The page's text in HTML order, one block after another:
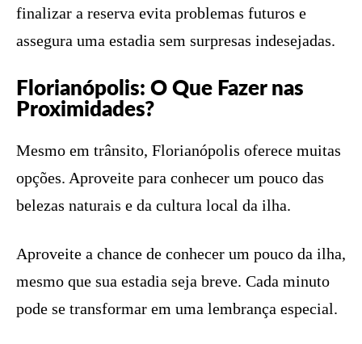
finalizar a reserva evita problemas futuros e
assegura uma estadia sem surpresas indesejadas.
Florianópolis: O Que Fazer nas
Proximidades?
Mesmo em trânsito, Florianópolis oferece muitas
opções. Aproveite para conhecer um pouco das
belezas naturais e da cultura local da ilha.
Aproveite a chance de conhecer um pouco da ilha,
mesmo que sua estadia seja breve. Cada minuto
pode se transformar em uma lembrança especial.